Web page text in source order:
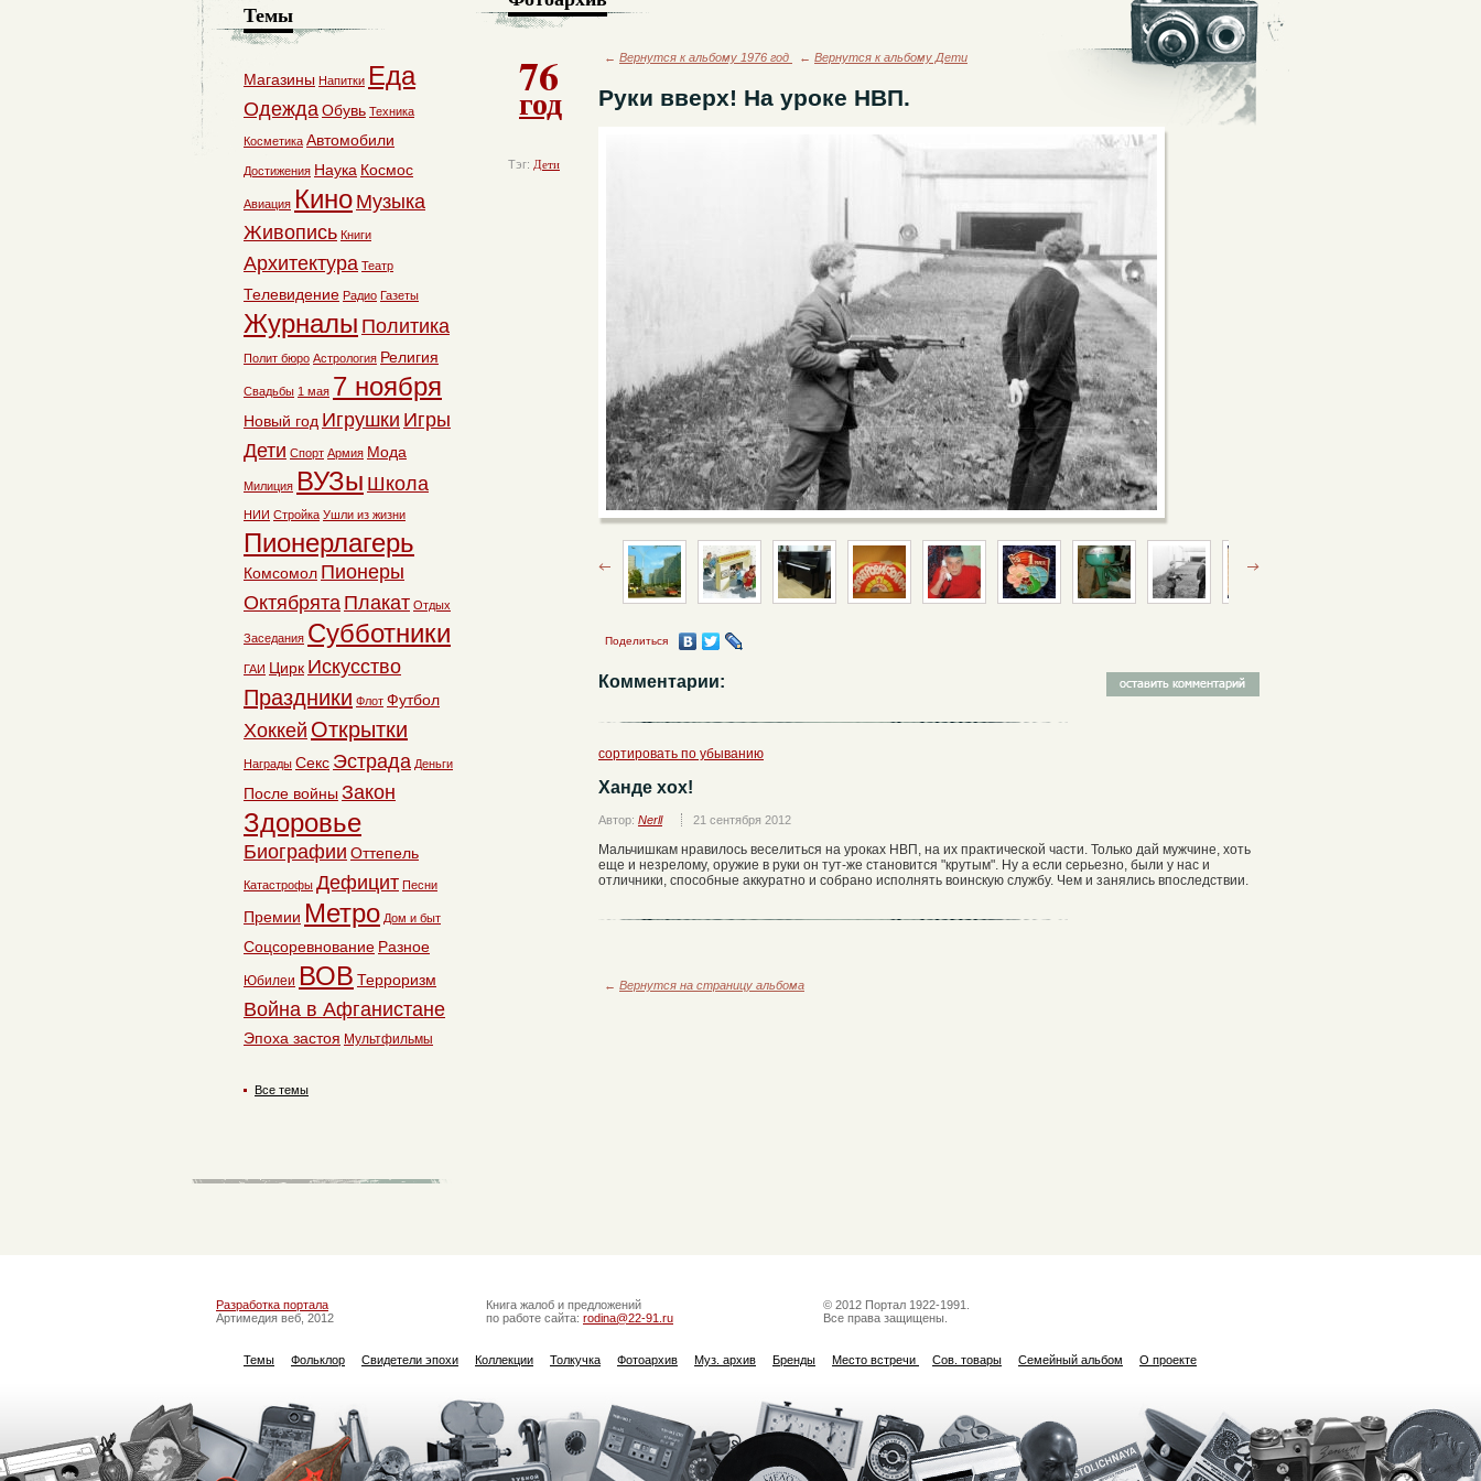
76
год
Тэг: Дети
← Вернутся к альбому 1976 год ← Вернутся к альбому Дети
Руки вверх! На уроке НВП.
Поделиться
Комментарии:
сортировать по убыванию
Ханде хох!
Автор: Nerll 21 сентября 2012
Мальчишкам нравилось веселиться на уроках НВП, на их практической части. Только дай мужчине, хоть
еще и незрелому, оружие в руки он тут-же становится "крутым". Ну а если серьезно, были у нас и
отличники, способные аккуратно и собрано исполнять воинскую службу. Чем и занялись впоследствии.
← Вернутся на страницу альбома
Темы
Магазины Напитки Еда
ОдеждаОбувь Техника
Косметика Автомобили
Достижения Наука Космос
Авиация Кино Музыка
Живопись Книги
Архитектура Театр
Телевидение Радио Газеты
Журналы Политика
Полит бюро Астрология Религия
Свадьбы 1 мая 7 ноября
Новый год Игрушки Игры
Дети Спорт Армия Мода
Милиция ВУЗы Школа
НИИ Стройка Ушли из жизни
Пионерлагерь
Комсомол Пионеры
Октябрята Плакат Отдых
Заседания Субботники
ГАИ Цирк Искусство
Праздники Флот Футбол
Хоккей Открытки
Награды Секс Эстрада Деньги
После войны Закон
Здоровье
Биографии Оттепель
Катастрофы Дефицит Песни
Премии Метро Дом и быт
Соцсоревнование Разное
Юбилеи ВОВ Терроризм
Война в Афганистане
Эпоха застоя Мультфильмы
Все темы
Разработка портала
Артимедия веб, 2012
Книга жалоб и предложений
по работе сайта: rodina@22-91.ru
© 2012 Портал 1922-1991.
Все права защищены.
Темы Фольклор Свидетели эпохи Коллекции Толкучка Фотоархив Муз. архив Бренды Место встречи Сов. товары Семейный альбом О проекте